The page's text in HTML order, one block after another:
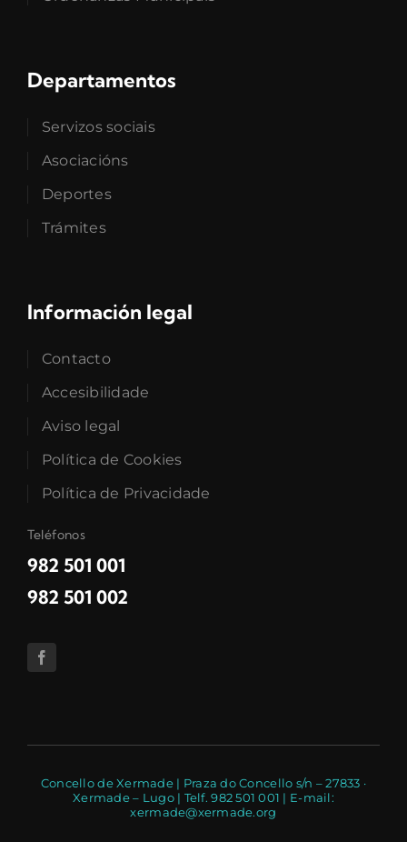
Departamentos
Servizos sociais
Asociacións
Deportes
Trámites
Información legal
Contacto
Accesibilidade
Aviso legal
Política de Cookies
Política de Privacidade
Teléfonos
982 501 001
982 501 002
Concello de Xermade | Praza do Concello s/n – 27833 ·
Xermade – Lugo | Telf. 982 501 001 | E-mail:
xermade@xermade.org